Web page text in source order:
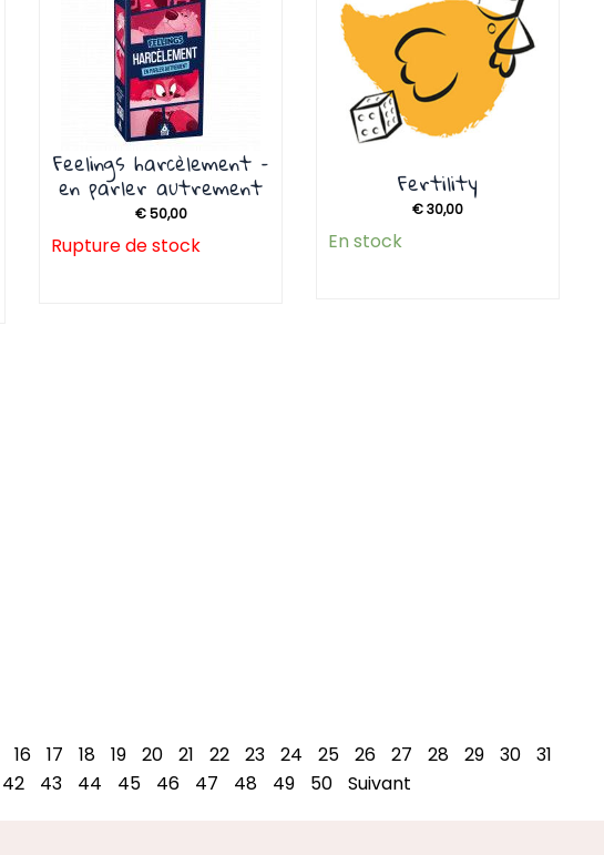
Feelings harcèlement –
en parler autrement
€50,00
Rupture de stock
Fertility
€30,00
En stock
16 17 18 19 20 21 22 23 24 25 26 27 28 29 30 31
42 43 44 45 46 47 48 49 50 Suivant